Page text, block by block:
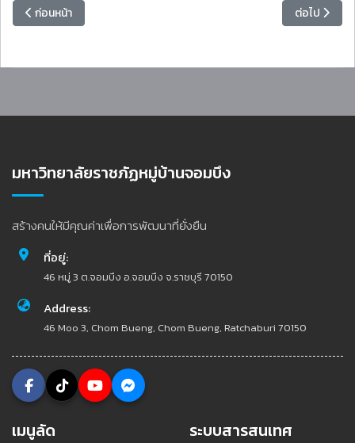
เนื้อหาก่อนหน้า: อธิการบดีมหาวิทยาลัยราชภัฏหมู่บ้านจอมบึง เป็นประธา
ก่อนหน้า เนื้อหาถัดไป
ต่อไป
มหาวิทยาลัยราชภัฏหมู่บ้านจอมบึง
สร้างคนให้มีคุณค่าเพื่อการพัฒนาที่ยั่งยืน
ที่อยู่:
46 หมู่ 3 ต.จอมบึง อ.จอมบึง จ.ราชบุรี 70150
Address:
46 Moo 3, Chom Bueng, Chom Bueng, Ratchaburi 70150
เมนูลัด ระบบสารสนเทศ